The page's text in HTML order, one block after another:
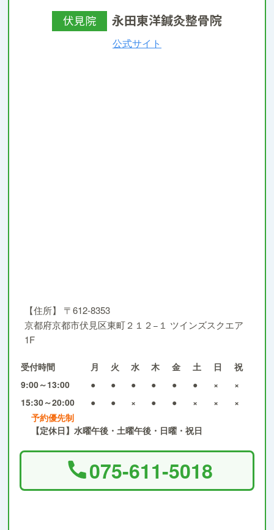
伏見院 永田東洋鍼灸整骨院
公式サイト
【住所】
〒612-8353
京都府京都市伏見区東町２１２−１ ツインズスクエア
1F
受付時間 月 火 水 木 金 土 日
祝
9:00～13:00
● ● ● ● ● ● ×
×
15:30～20:00
● ● × ● ● × ×
×
予約優先制
【定休日】水曜午後・土曜午後・日曜・祝日
075-611-5018